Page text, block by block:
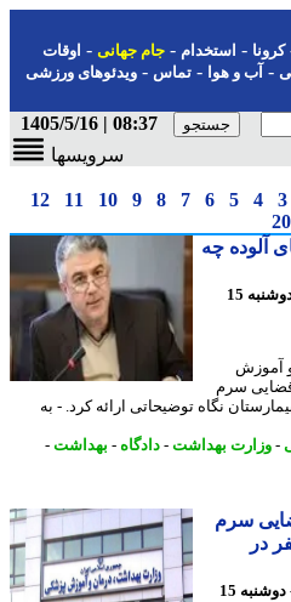
-استخدام- جام جهانی-اوقات
آب و هوا-تماس-ویدئوهای ورزشی
08:37 | 1405/5/16
سرویسها
4
5
6
7
8
9
10
11
12
چه
15 ماه پیش - دوشنبه 15
سرم
9 نفر در بیمارستان نگاه توضیحاتی ارائه کرد. - به
بهداشت -دادگاه -بهداشت -
سرم
نفر در
15 ماه پیش - دوشنبه 15